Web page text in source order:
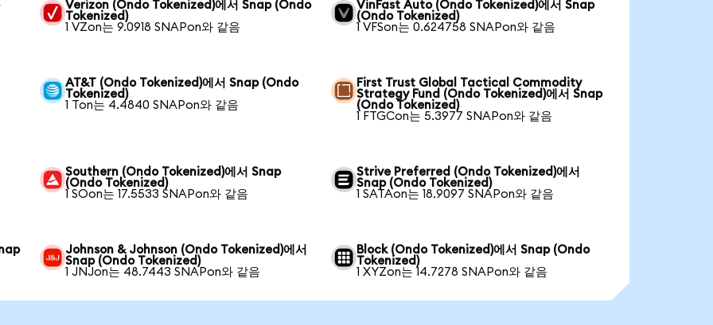
Verizon (Ondo Tokenized)에서 Snap (Ondo
Tokenized)
1 VZon는 9.0918 SNAPon와 같음
VinFast Auto (Ondo Tokenized)에서 Snap
(Ondo Tokenized)
1 VFSon는 0.624758 SNAPon와 같음
AT&T (Ondo Tokenized)에서 Snap (Ondo
Tokenized)
1 Ton는 4.4840 SNAPon와 같음
First Trust Global Tactical Commodity
Strategy Fund (Ondo Tokenized)에서 Snap
(Ondo Tokenized)
1 FTGCon는 5.3977 SNAPon와 같음
Southern (Ondo Tokenized)에서 Snap
(Ondo Tokenized)
1 SOon는 17.5533 SNAPon와 같음
Strive Preferred (Ondo Tokenized)에서
Snap (Ondo Tokenized)
1 SATAon는 18.9097 SNAPon와 같음
Johnson & Johnson (Ondo Tokenized)에서
Snap (Ondo Tokenized)
1 JNJon는 48.7443 SNAPon와 같음
Block (Ondo Tokenized)에서 Snap (Ondo
Tokenized)
1 XYZon는 14.7278 SNAPon와 같음